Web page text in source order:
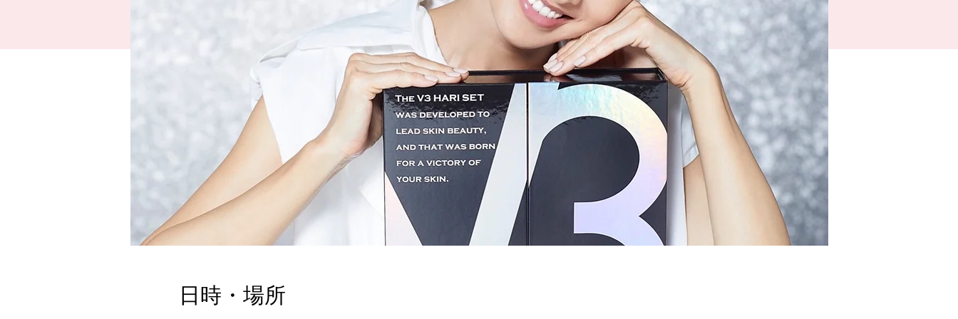
日時・場所